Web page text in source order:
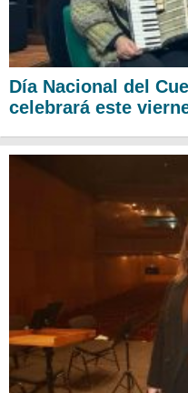
Día Nacional del
celebrará este